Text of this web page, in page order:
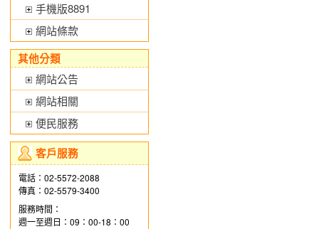
手機版8891
網站條款
其他分類
網站公告
網站相關
便民服務
客戶服務
電話：02-5572-2088
傳真：02-5579-3400
服務時間：
週一至週日：09：00-18：00